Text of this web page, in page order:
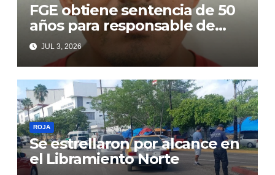
FGE obtiene sentencia de 50
años para responsable de
secuestro agravado
JUL 3, 2026
ROJA
Se estrellaron por alcance en
el Libramiento Norte